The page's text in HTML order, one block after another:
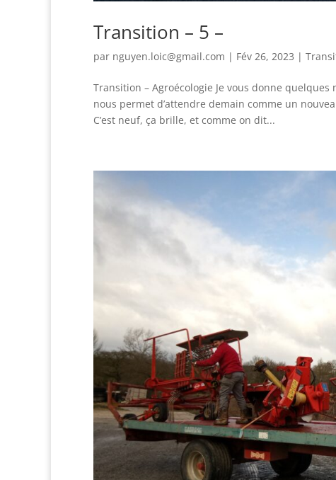
Transition – 5 –
par nguyen.loic@gmail.com | Fév 26, 2023 |
Transition – Agroécologie Je vous donne
nous permet d’attendre demain comme un
C’est neuf, ça brille, et comme on dit...